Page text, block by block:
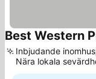
Best Western
Inbjudande
Nära lokala